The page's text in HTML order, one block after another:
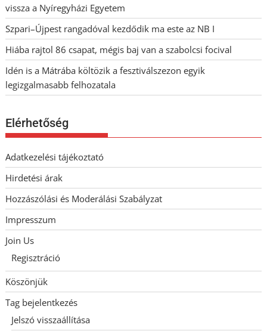
vissza a Nyíregyházi Egyetem
Szpari–Újpest rangadóval kezdődik ma este az NB I
Hiába rajtol 86 csapat, mégis baj van a szabolcsi focival
Idén is a Mátrába költözik a fesztiválszezon egyik
legizgalmasabb felhozatala
Elérhetőség
Adatkezelési tájékoztató
Hirdetési árak
Hozzászólási és Moderálási Szabályzat
Impresszum
Join Us
Regisztráció
Köszönjük
Tag bejelentkezés
Jelszó visszaállítása